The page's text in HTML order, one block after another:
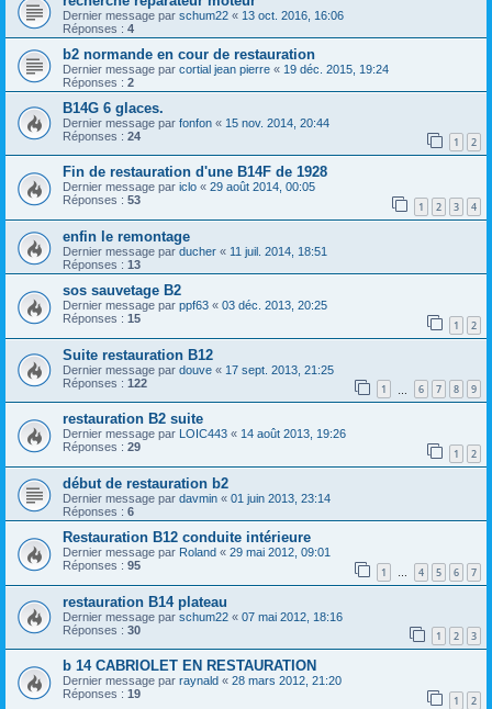
Dernier message par schum22 « 13 oct. 2016, 16:06
Réponses : 4
b2 normande en cour de restauration
Dernier message par cortial jean pierre « 19 déc. 2015, 19:24
Réponses : 2
B14G 6 glaces.
Dernier message par fonfon « 15 nov. 2014, 20:44
Réponses : 24 1 2
Fin de restauration d'une B14F de 1928
Dernier message par iclo « 29 août 2014, 00:05
Réponses : 53 1 2 3 4
enfin le remontage
Dernier message par ducher « 11 juil. 2014, 18:51
Réponses : 13
sos sauvetage B2
Dernier message par ppf63 « 03 déc. 2013, 20:25
Réponses : 15 1 2
Suite restauration B12
Dernier message par douve « 17 sept. 2013, 21:25
Réponses : 122 1 6 7 8 9
restauration B2 suite
Dernier message par LOIC443 « 14 août 2013, 19:26
Réponses : 29 1 2
début de restauration b2
Dernier message par davmin « 01 juin 2013, 23:14
Réponses : 6
Restauration B12 conduite intérieure
Dernier message par Roland « 29 mai 2012, 09:01
Réponses : 95 1 … 4 5 6 7
restauration B14 plateau
Dernier message par schum22 « 07 mai 2012, 18:16
Réponses : 30 1 2 3
b 14 CABRIOLET EN RESTAURATION
Dernier message par raynald « 28 mars 2012, 21:20
Réponses : 19 1 2